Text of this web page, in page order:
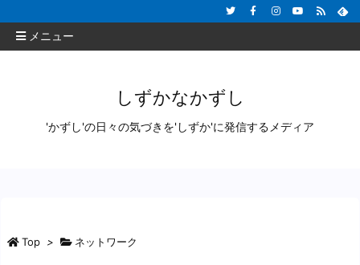
メニュー
しずかなかずし
'かずし'の日々の気づきを'しずか'に発信するメディア
Top > ネットワーク